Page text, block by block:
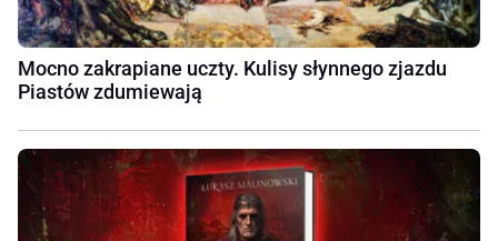
Mocno zakrapiane uczty. Kulisy słynnego zjazdu
Piastów zdumiewają